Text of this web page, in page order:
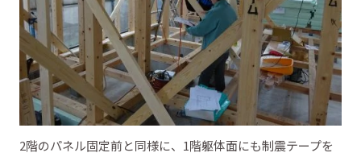
2階のパネル固定前と同様に、1階躯体面にも制震テープを